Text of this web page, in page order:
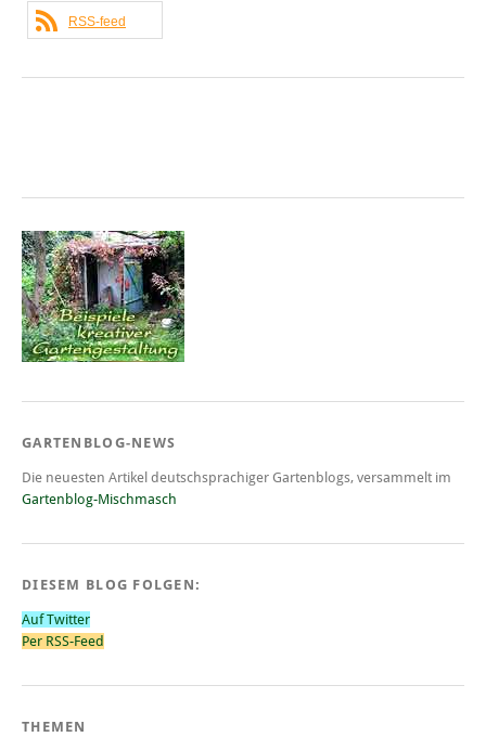
RSS-feed
GARTENBLOG-NEWS
Die neuesten Artikel deutschsprachiger Gartenblogs, versammelt im
Gartenblog-Mischmasch
DIESEM BLOG FOLGEN:
Auf Twitter
Per RSS-Feed
THEMEN